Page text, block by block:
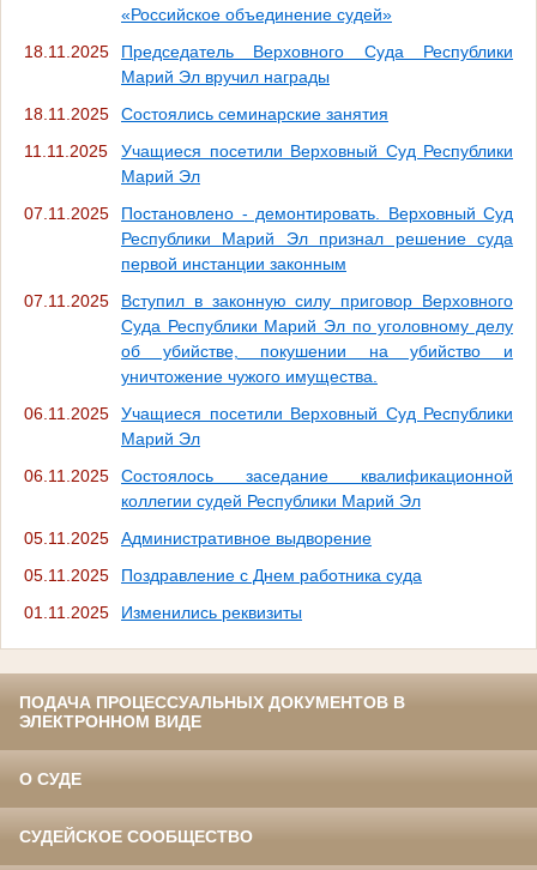
«Российское объединение судей»
18.11.2025
Председатель Верховного Суда Республики
Марий Эл вручил награды
18.11.2025
Состоялись семинарские занятия
11.11.2025
Учащиеся посетили Верховный Суд Республики
Марий Эл
07.11.2025
Постановлено - демонтировать. Верховный Суд
Республики Марий Эл признал решение суда
первой инстанции законным
07.11.2025
Вступил в законную силу приговор Верховного
Суда Республики Марий Эл по уголовному делу
об убийстве, покушении на убийство и
уничтожение чужого имущества.
06.11.2025
Учащиеся посетили Верховный Суд Республики
Марий Эл
06.11.2025
Состоялось заседание квалификационной
коллегии судей Республики Марий Эл
05.11.2025
Административное выдворение
05.11.2025
Поздравление с Днем работника суда
01.11.2025
Изменились реквизиты
ПОДАЧА ПРОЦЕССУАЛЬНЫХ ДОКУМЕНТОВ В
ЭЛЕКТРОННОМ ВИДЕ
О СУДЕ
СУДЕЙСКОЕ СООБЩЕСТВО